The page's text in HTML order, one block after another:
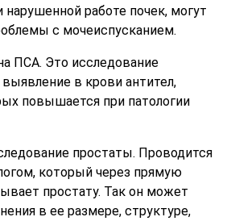
нарушенной работе почек, могут
с мочеиспусканием.
ПСА. Это исследование
выявление в крови антител,
повышается при патологии
простаты. Проводится
который через прямую
простату. Так он может
в ее размере, структуре,